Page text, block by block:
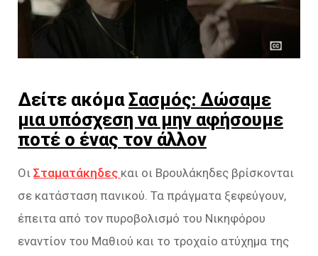
Δείτε ακόμαΣασμός: Δώσαμε
μια υπόσχεση να μην αφήσουμε
ποτέ ο ένας τον άλλον
Οι Σταματάκηδες και οι Βρουλάκηδες βρίσκονται
σε κατάσταση πανικού. Τα πράγματα ξεφεύγουν,
έπειτα από τον πυροβολισμό του Νικηφόρου
εναντίον του Μαθιού και το τροχαίο ατύχημα της